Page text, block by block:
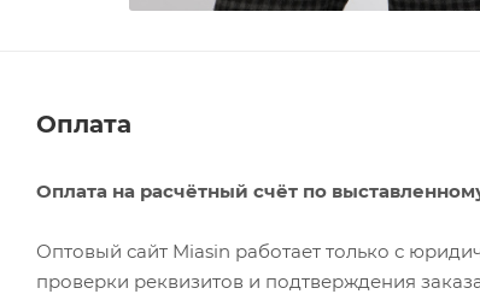
Оплата
Оплата на расчётный счёт по
Оптовый сайт Miasin работает только с
проверки реквизитов и подтверждения